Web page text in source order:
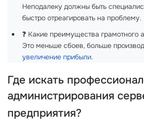
Неподалеку должны быть
быстро отреагировать на проблему.
❓ Какие преимущества грамотного
Это меньше сбоев, больше
увеличение прибыли.
Где искать
администрирования
предприятия?